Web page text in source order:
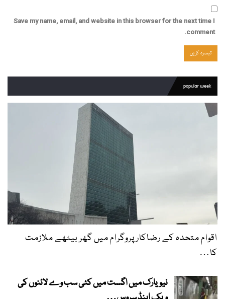
Save my name, email, and website in this browser for the next time I
comment.
popular week
اقوام متحدہ کے رضاکار پروگرام میں گھر بیٹھے ملازمت
کا…
نیویارک میں اگست میں کئی سب وے لائنوں کی